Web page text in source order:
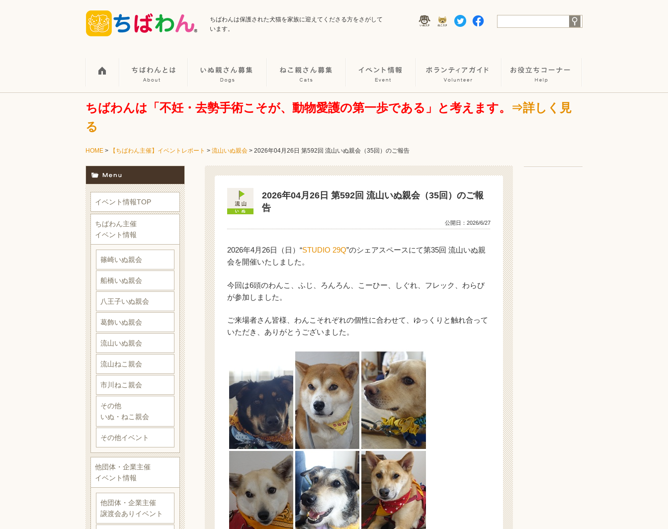
ちばわんは保護された犬猫を家族に迎えてくださる方をさがして
います。
ちばわんは「不妊・去勢手術こそが、動物愛護の第一歩である」と考えます。
⇒詳しく見
る
HOME > 【ちばわん主催】イベントレポート > 流山いぬ親会 > 2026年04月26日 第592回 流山いぬ親会（35回）のご報告
2026年04月26日 第592回 流山いぬ親会（35回）のご報
告
公開日： 2026/6/27
2026年4月26日（日）“STUDIO 29Q”のシェアスペースにて第35回 流山いぬ親
会を開催いたしました。
今回は6頭のわんこ、ふじ、ろんろん、こーひー、しぐれ、フレック、わらび
が参加しました。
ご来場者さん皆様、わんこそれぞれの個性に合わせて、ゆっくりと触れ合って
いただき、ありがとうございました。
イベント情報TOP
ちばわん主催
イベント情報
篠崎いぬ親会
船橋いぬ親会
八王子いぬ親会
葛飾いぬ親会
流山いぬ親会
流山ねこ親会
市川ねこ親会
その他
いぬ・ねこ親会
その他イベント
他団体・企業主催
イベント情報
他団体・企業主催
譲渡会ありイベント